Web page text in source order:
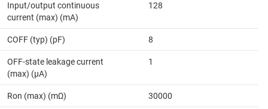
Input/output continuous
current (max) (mA)
128
COFF (typ) (pF) 8
OFF-state leakage current
(max) (µA)
1
Ron (max) (mΩ) 30000